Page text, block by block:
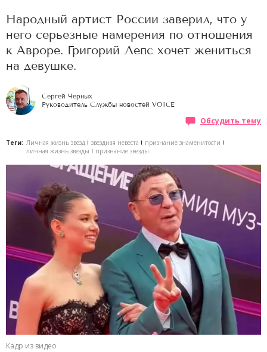
Народный артист России заверил, что у
него серьезные намерения по отношения
к Авроре. Григорий Лепс хочет жениться
на девушке.
Сергей Черных
Руководитель Службы новостей VOICE
Обсудить тему
Теги: Личная жизнь звезд звездная невеста
признание знаменитости
личная жизнь звезды
признание звезды
Кадр из видео